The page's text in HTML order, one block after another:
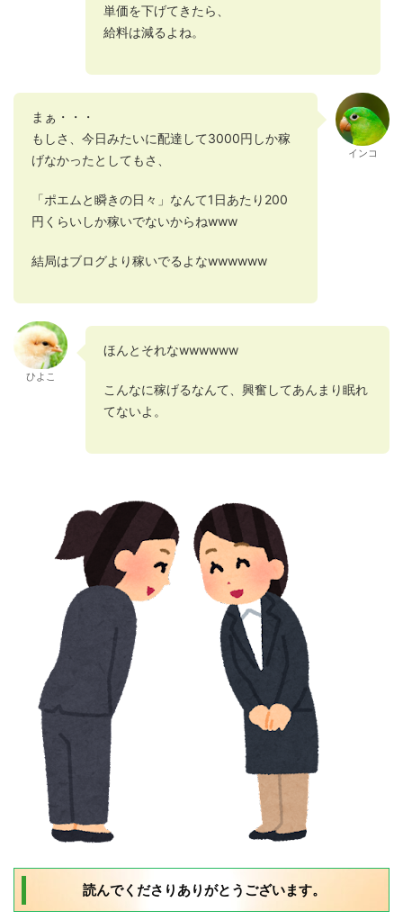
単価を下げてきたら、
給料は減るよね。
まぁ・・・
もしさ、今日みたいに配達して3000円しか稼
げなかったとしてもさ、
「ポエムと瞬きの日々」なんて1日あたり200
円くらいしか稼いでないからねwww
結局はブログより稼いでるよなwwwwww
インコ
ひよこ
ほんとそれなwwwwww
こんなに稼げるなんて、興奮してあんまり眠れ
てないよ。
読んでくださりありがとうございます。